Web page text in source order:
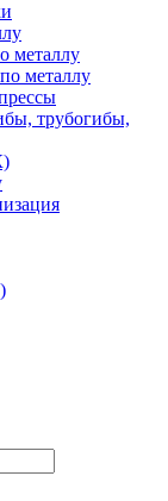
металлу
металлу
трубогибы,